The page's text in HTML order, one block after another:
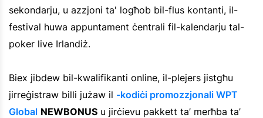
sekondarju, u azzjoni ta' logħob bil-flus kontanti, il-
festival huwa appuntament ċentrali fil-kalendarju tal-
poker live Irlandiż.
Biex jibdew bil-kwalifikanti online, il-plejers jistgħu
jirreġistraw billi jużaw il -kodiċi promozzjonali WPT
Global NEWBONUS u jirċievu pakkett ta’ merħba ta’